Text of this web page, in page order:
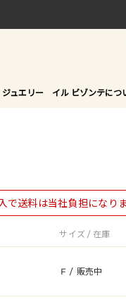
ュエリー イル ビゾンテにつ
で送料は当社負担になり
サイズ / 在庫
F / 販売中